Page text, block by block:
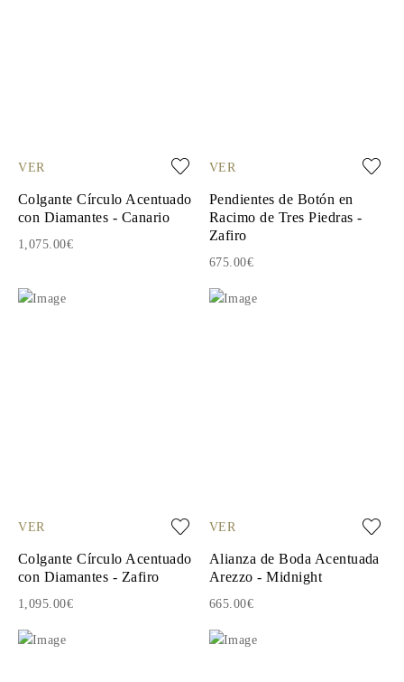
VER
Colgante Círculo Acentuado
con Diamantes - Canario
1,075.00€
VER
Pendientes de Botón en
Racimo de Tres Piedras -
Zafiro
675.00€
VER
Colgante Círculo Acentuado
con Diamantes - Zafiro
1,095.00€
VER
Alianza de Boda Acentuada
Arezzo - Midnight
665.00€